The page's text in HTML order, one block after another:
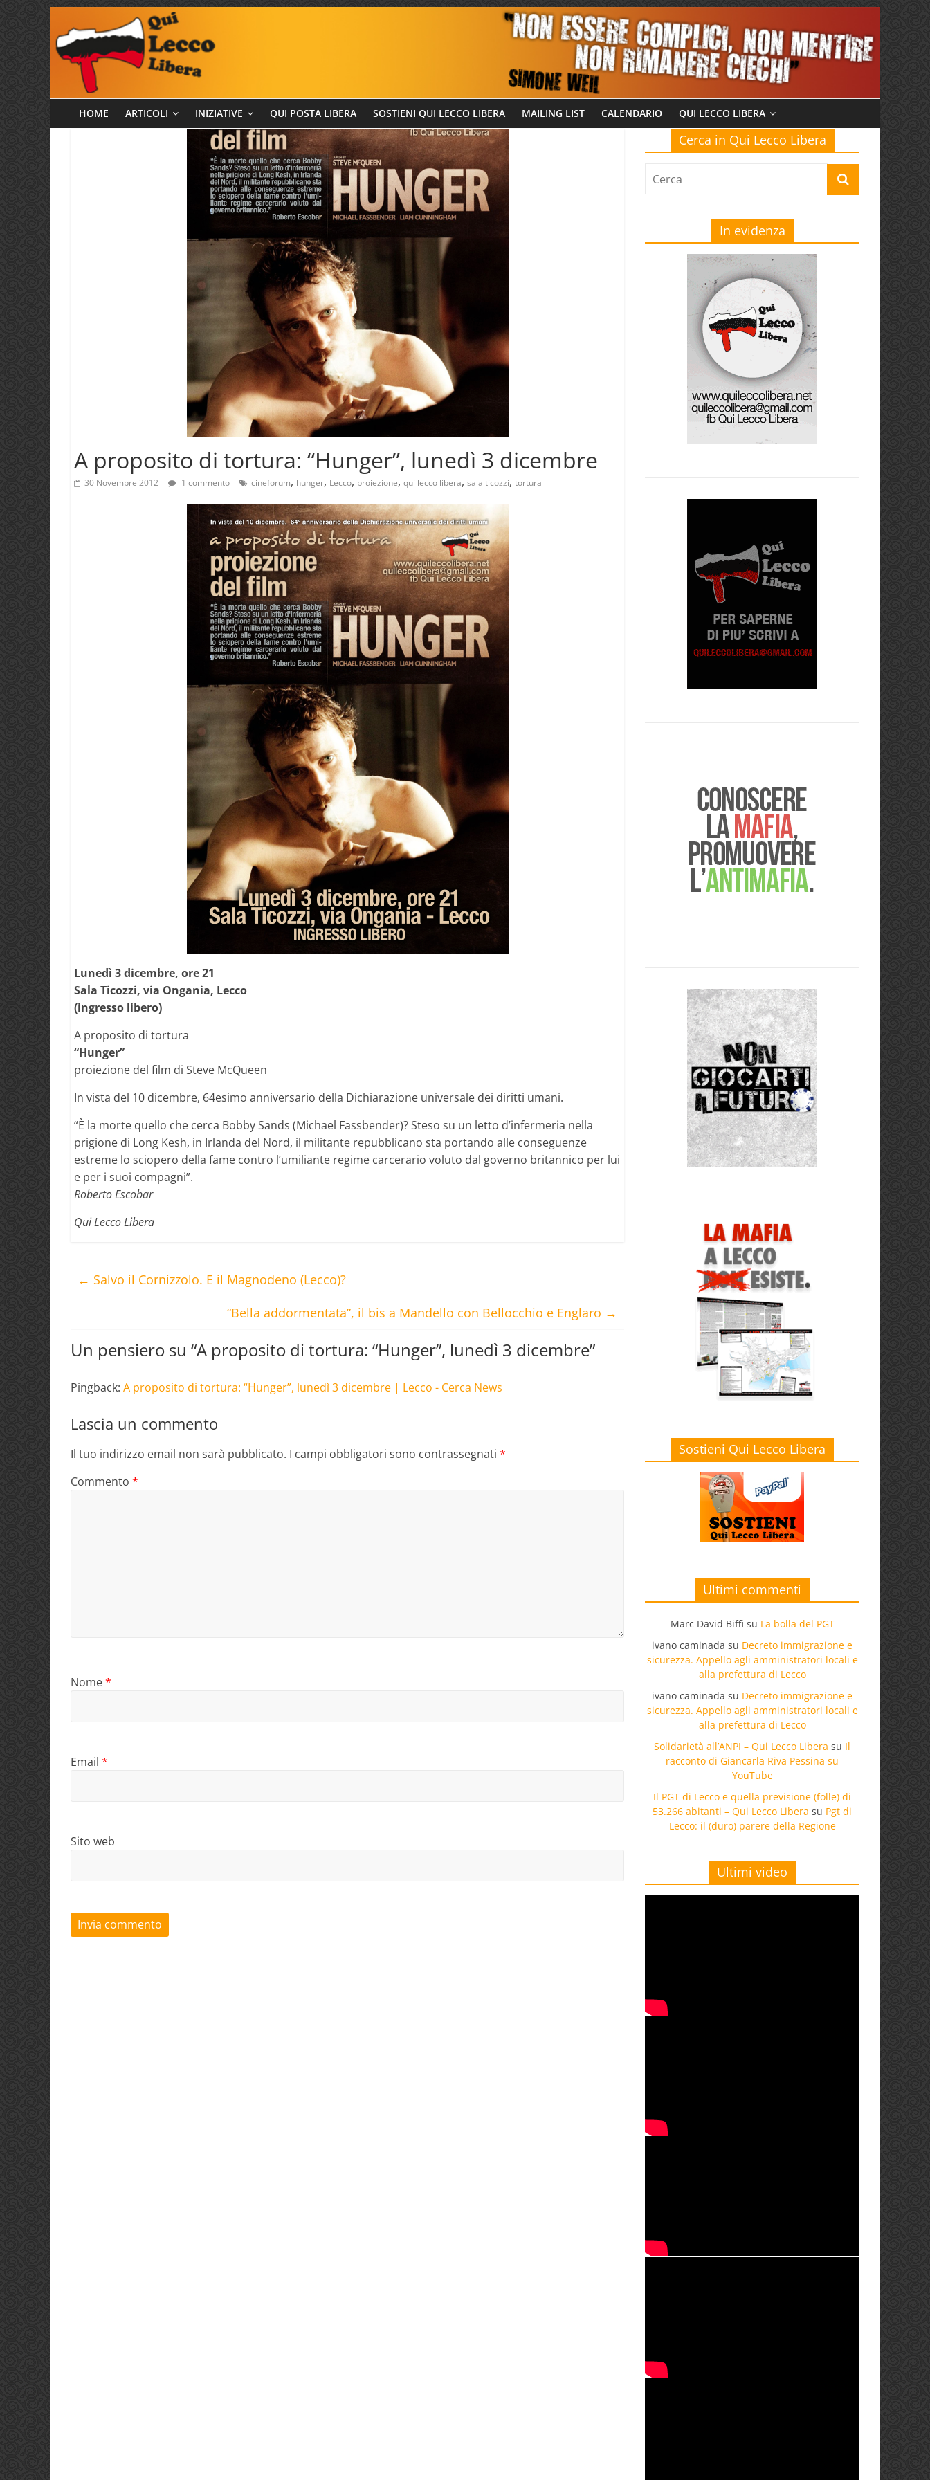
contenuto
Qui
HOME ARTICOLI INIZIATIVE QUI POSTA LIBERA SOSTIENI QUI LECCO LIBERA MAILING LIST CALENDARIO QUI LECCO LIBERA
A proposito di tortura: “Hunger”, lunedì 3 dicembre
30 Novembre 2012 1 commento cineforum, hunger, Lecco, proiezione, qui lecco libera, sala ticozzi, tortura
Lunedì 3 dicembre, ore 21
Sala Ticozzi, via Ongania, Lecco
(ingresso libero)
A proposito di tortura
“Hunger”
proiezione del film di Steve McQueen
In vista del 10 dicembre, 64esimo anniversario della Dichiarazione universale dei diritti umani.
“È la morte quello che cerca Bobby Sands (Michael Fassbender)? Steso su un letto d’infermeria nella
prigione di Long Kesh, in Irlanda del Nord, il militante repubblicano sta portando alle conseguenze
estreme lo sciopero della fame contro l’umiliante regime carcerario voluto dal governo britannico per lui
e per i suoi compagni”.
Roberto Escobar
Qui Lecco Libera
← Salvo il Cornizzolo. E il Magnodeno (Lecco)?
“Bella addormentata”, il bis a Mandello con Bellocchio e Englaro →
Un pensiero su “A proposito di tortura: “Hunger”, lunedì 3 dicembre”
Pingback: A proposito di tortura: “Hunger”, lunedì 3 dicembre | Lecco - Cerca News
Lascia un commento
Il tuo indirizzo email non sarà pubblicato. I campi obbligatori sono contrassegnati *
Commento *
Nome*
Email *
Sito web
Cerca in Qui Lecco Libera
In evidenza
Sostieni Qui Lecco Libera
Ultimi commenti
Marc David Biffi su La bolla del PGT
ivano caminada su Decreto immigrazione e
sicurezza. Appello agli amministratori locali e
alla prefettura di Lecco
ivano caminada su Decreto immigrazione e
sicurezza. Appello agli amministratori locali e
alla prefettura di Lecco
Solidarietà all’ANPI – Qui Lecco Libera su Il
racconto di Giancarla Riva Pessina su
YouTube
Il PGT di Lecco e quella previsione (folle) di
53.266 abitanti – Qui Lecco Libera su Pgt di
Lecco: il (duro) parere della Regione
Ultimi video